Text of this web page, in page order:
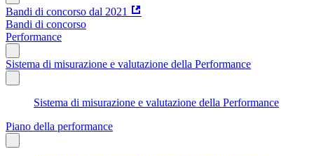
Bandi di concorso dal 2021
Bandi di concorso
Performance
Sistema di misurazione e valutazione della Performance
Sistema di misurazione e valutazione della Performance
Piano della performance